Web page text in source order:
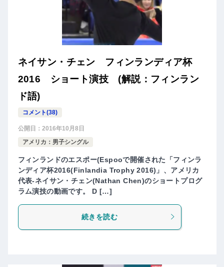
ネイサン・チェン フィンランディア杯
2016 ショート演技 (解説：フィンラン
ド語)
コメント(38)
公開日： 2016年10月8日
アメリカ：男子シングル
フィンランドのエスポー(Espooで開催された「フィンラ
ンディア杯2016(Finlandia Trophy 2016)」、アメリカ
代表-ネイサン・チェン(Nathan Chen)のショートプログ
ラム演技の動画です。 D […]
続きを読む